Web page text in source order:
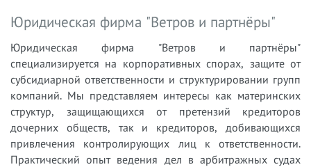
Юридическая фирма "Ветров и партнёры"
Юридическая фирма "Ветров и партнёры"
специализируется на корпоративных спорах, защите от
субсидиарной ответственности и структурировании групп
компаний. Мы представляем интересы как материнских
структур, защищающихся от претензий кредиторов
дочерних обществ, так и кредиторов, добивающихся
привлечения контролирующих лиц к ответственности.
Практический опыт ведения дел в арбитражных судах